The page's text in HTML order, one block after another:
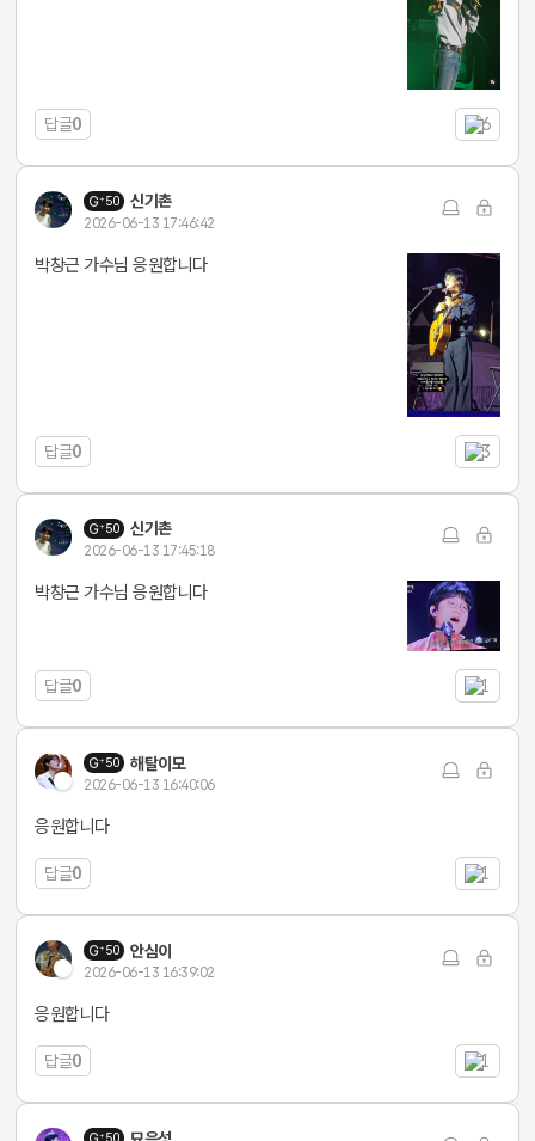
답글0 6
50 신기촌
2026-06-13 17:46:42
박창근 가수님 응원합니다
답글0 3
50 신기촌
2026-06-13 17:45:18
박창근 가수님 응원합니다
답글0 1
50 해탈이모
2026-06-13 16:40:06
응원합니다
답글0 1
50 안심이
2026-06-13 16:39:02
응원합니다
답글0 1